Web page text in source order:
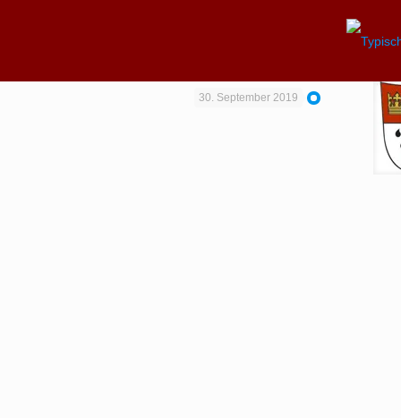
30. September 2019